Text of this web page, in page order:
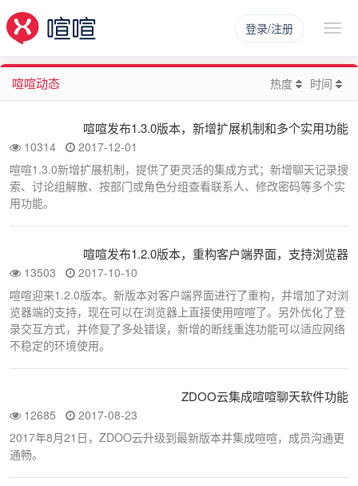
登录/注册
喧喧动态 时间
热度
10314 2017-12-01
喧喧发布1.3.0版本，新增扩展机制和多个实用功能
喧喧1.3.0新增扩展机制，提供了更灵活的集成方式；新增聊天记录搜
索、讨论组解散、按部门或角色分组查看联系人、修改密码等多个实
用功能。
13503 2017-10-10
喧喧发布1.2.0版本，重构客户端界面，支持浏览器
喧喧迎来1.2.0版本。新版本对客户端界面进行了重构，并增加了对浏
览器端的支持，现在可以在浏览器上直接使用喧喧了。另外优化了登
录交互方式，并修复了多处错误，新增的断线重连功能可以适应网络
不稳定的环境使用。
12685 2017-08-23
ZDOO云集成喧喧聊天软件功能
2017年8月21日，ZDOO云升级到最新版本并集成喧喧，成员沟通更
通畅。